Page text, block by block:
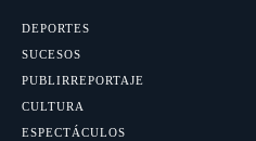
DEPORTES
SUCESOS
PUBLIRREPORTAJE
CULTURA
ESPECTÁCULOS